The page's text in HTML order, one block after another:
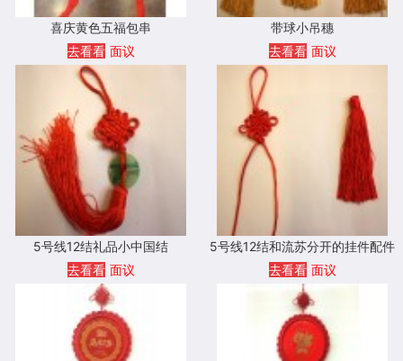
喜庆黄色五福包串
去看看 面议
带球小吊穗
去看看 面议
5号线12结礼品小中国结
去看看 面议
5号线12结和流苏分开的挂件配件
去看看 面议